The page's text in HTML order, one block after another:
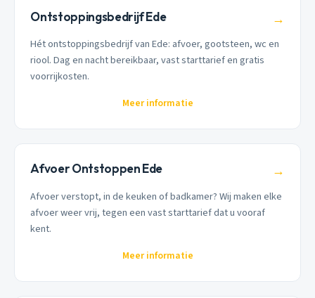
Ontstoppingsbedrijf Ede →
Hét ontstoppingsbedrijf van Ede: afvoer, gootsteen, wc en
riool. Dag en nacht bereikbaar, vast starttarief en gratis
voorrijkosten.
Meer informatie
Afvoer Ontstoppen Ede →
Afvoer verstopt, in de keuken of badkamer? Wij maken elke
afvoer weer vrij, tegen een vast starttarief dat u vooraf
kent.
Meer informatie